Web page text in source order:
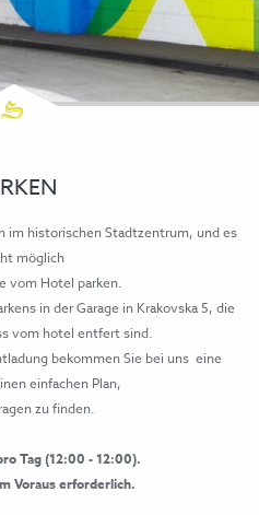
im historischen Stadtzentrum, und es
möglich
vom Hotel parken.
in der Garage in Krakovska 5, die
vom hotel entfert sind.
bekommen Sie bei uns eine
einfachen Plan,
zu finden.
Tag (12:00 - 12:00).
Voraus erforderlich.